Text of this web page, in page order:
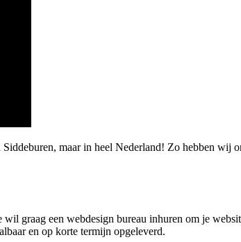
maar in heel Nederland! Zo hebben
graag een webdesign bureau inhuren om je
en op korte termijn opgeleverd.